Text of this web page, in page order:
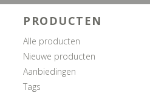
PRODUCTEN
Alle producten
Nieuwe producten
Aanbiedingen
Tags